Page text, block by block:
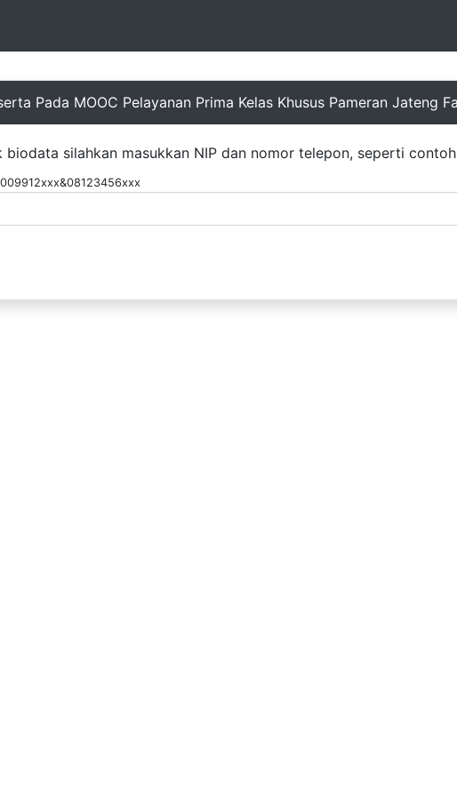
Pada MOOC Pelayanan Prima Kelas Khusus Pameran Jateng
biodata silahkan masukkan NIP dan nomor telepon, seperti